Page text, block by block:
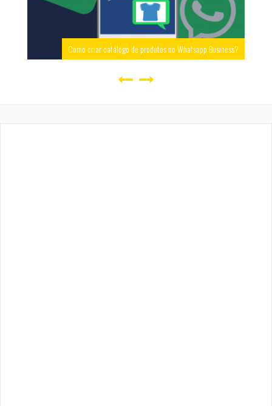
Como criar catálogo de produtos no Whatsapp Business?